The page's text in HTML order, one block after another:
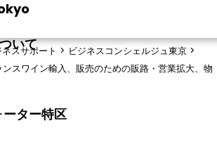
いて
ター特区
スサポート > ビジネスコンシェルジュ東京 >
スワイン輸入、販売のための販路・営業拡大、物